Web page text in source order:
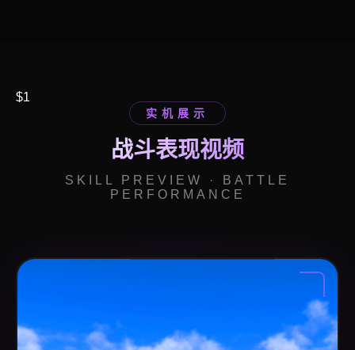
$1
实机展示
战斗表现视频
SKILL PREVIEW · BATTLE
PERFORMANCE